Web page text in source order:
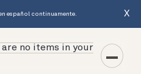
español continuamente. X
are no items in your